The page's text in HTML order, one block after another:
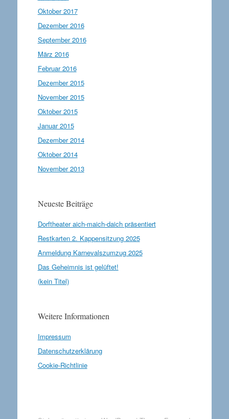
Oktober 2017
Dezember 2016
September 2016
März 2016
Februar 2016
Dezember 2015
November 2015
Oktober 2015
Januar 2015
Dezember 2014
Oktober 2014
November 2013
Neueste Beiträge
Dorftheater aich-maich-daich präsentiert
Restkarten 2. Kappensitzung 2025
Anmeldung Karnevalszumzug 2025
Das Geheimnis ist gelüftet!
(kein Titel)
Weitere Informationen
Impressum
Datenschutzerklärung
Cookie-Richtlinie